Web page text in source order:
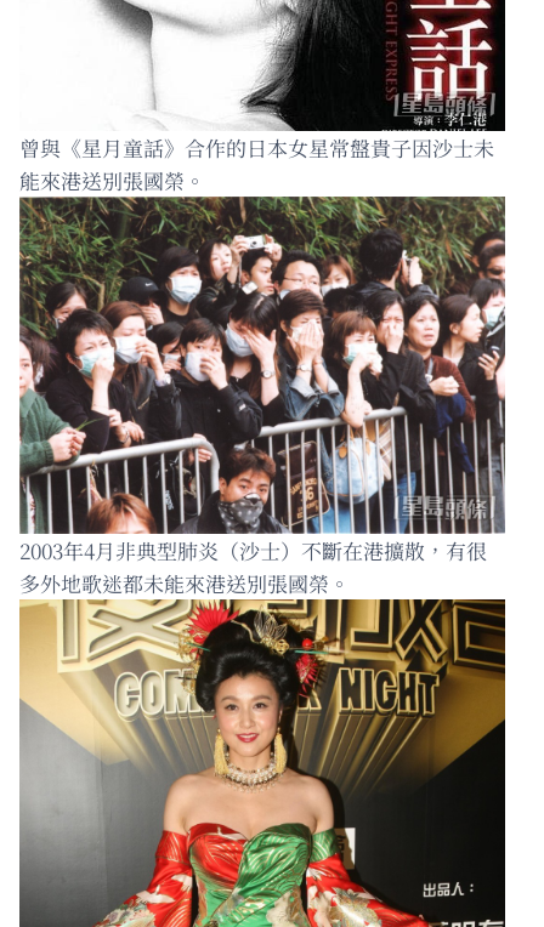
曾與《星月童話》合作的日本女星常盤貴子因沙士未
能來港送別張國榮。
2003年4月非典型肺炎（沙士）不斷在港擴散，有很
多外地歌迷都未能來港送別張國榮。